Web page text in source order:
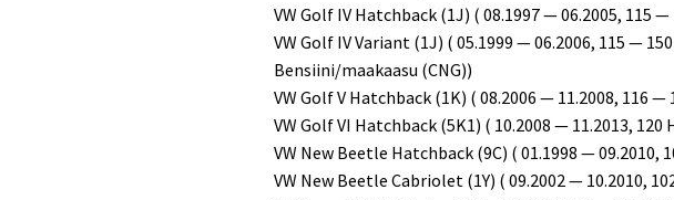
VW Golf IV Hatchback (1J) ( 08.1997 — 06.2005, 115 —
VW Golf IV Variant (1J) ( 05.1999 — 06.2006, 115 —
Bensiini/maakaasu (CNG))
VW Golf V Hatchback (1K) ( 08.2006 — 11.2008, 116 —
VW Golf VI Hatchback (5K1) ( 10.2008 — 11.2013,
VW New Beetle Hatchback (9C) ( 01.1998 — 09.2010,
VW New Beetle Cabriolet (1Y) ( 09.2002 — 10.2010,